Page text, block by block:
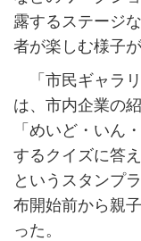
露するステージ
者が楽しむ様子が
「市民ギャラ
は、市内企業の
「めいど・いん
するクイズに答
というスタンプ
布開始前から親
った。